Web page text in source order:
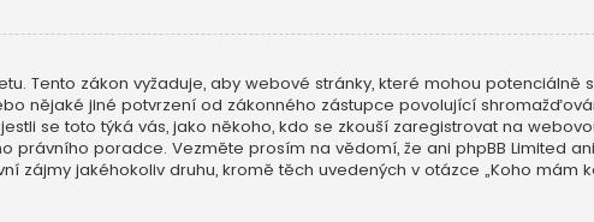
Tento zákon vyžaduje, aby webové stránky, které mohou potenciálně
nějaké jiné potvrzení od zákonného zástupce povolující
se toto týká vás, jako někoho, kdo se zkouší zaregistrovat na
právního poradce. Vezměte prosím na vědomí, že ani phpBB Limited
jakéhokoliv druhu, kromě těch uvedených v otázce „Koho mám